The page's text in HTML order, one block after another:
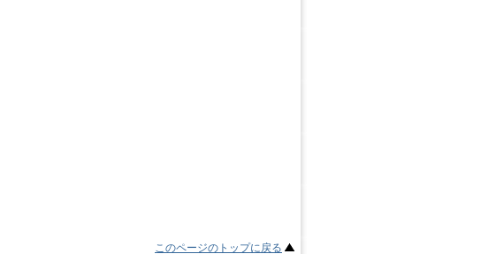
このページのトップに戻る